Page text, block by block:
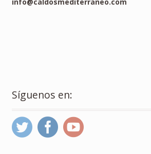
info@caldosmediterraneo.com
Síguenos en: